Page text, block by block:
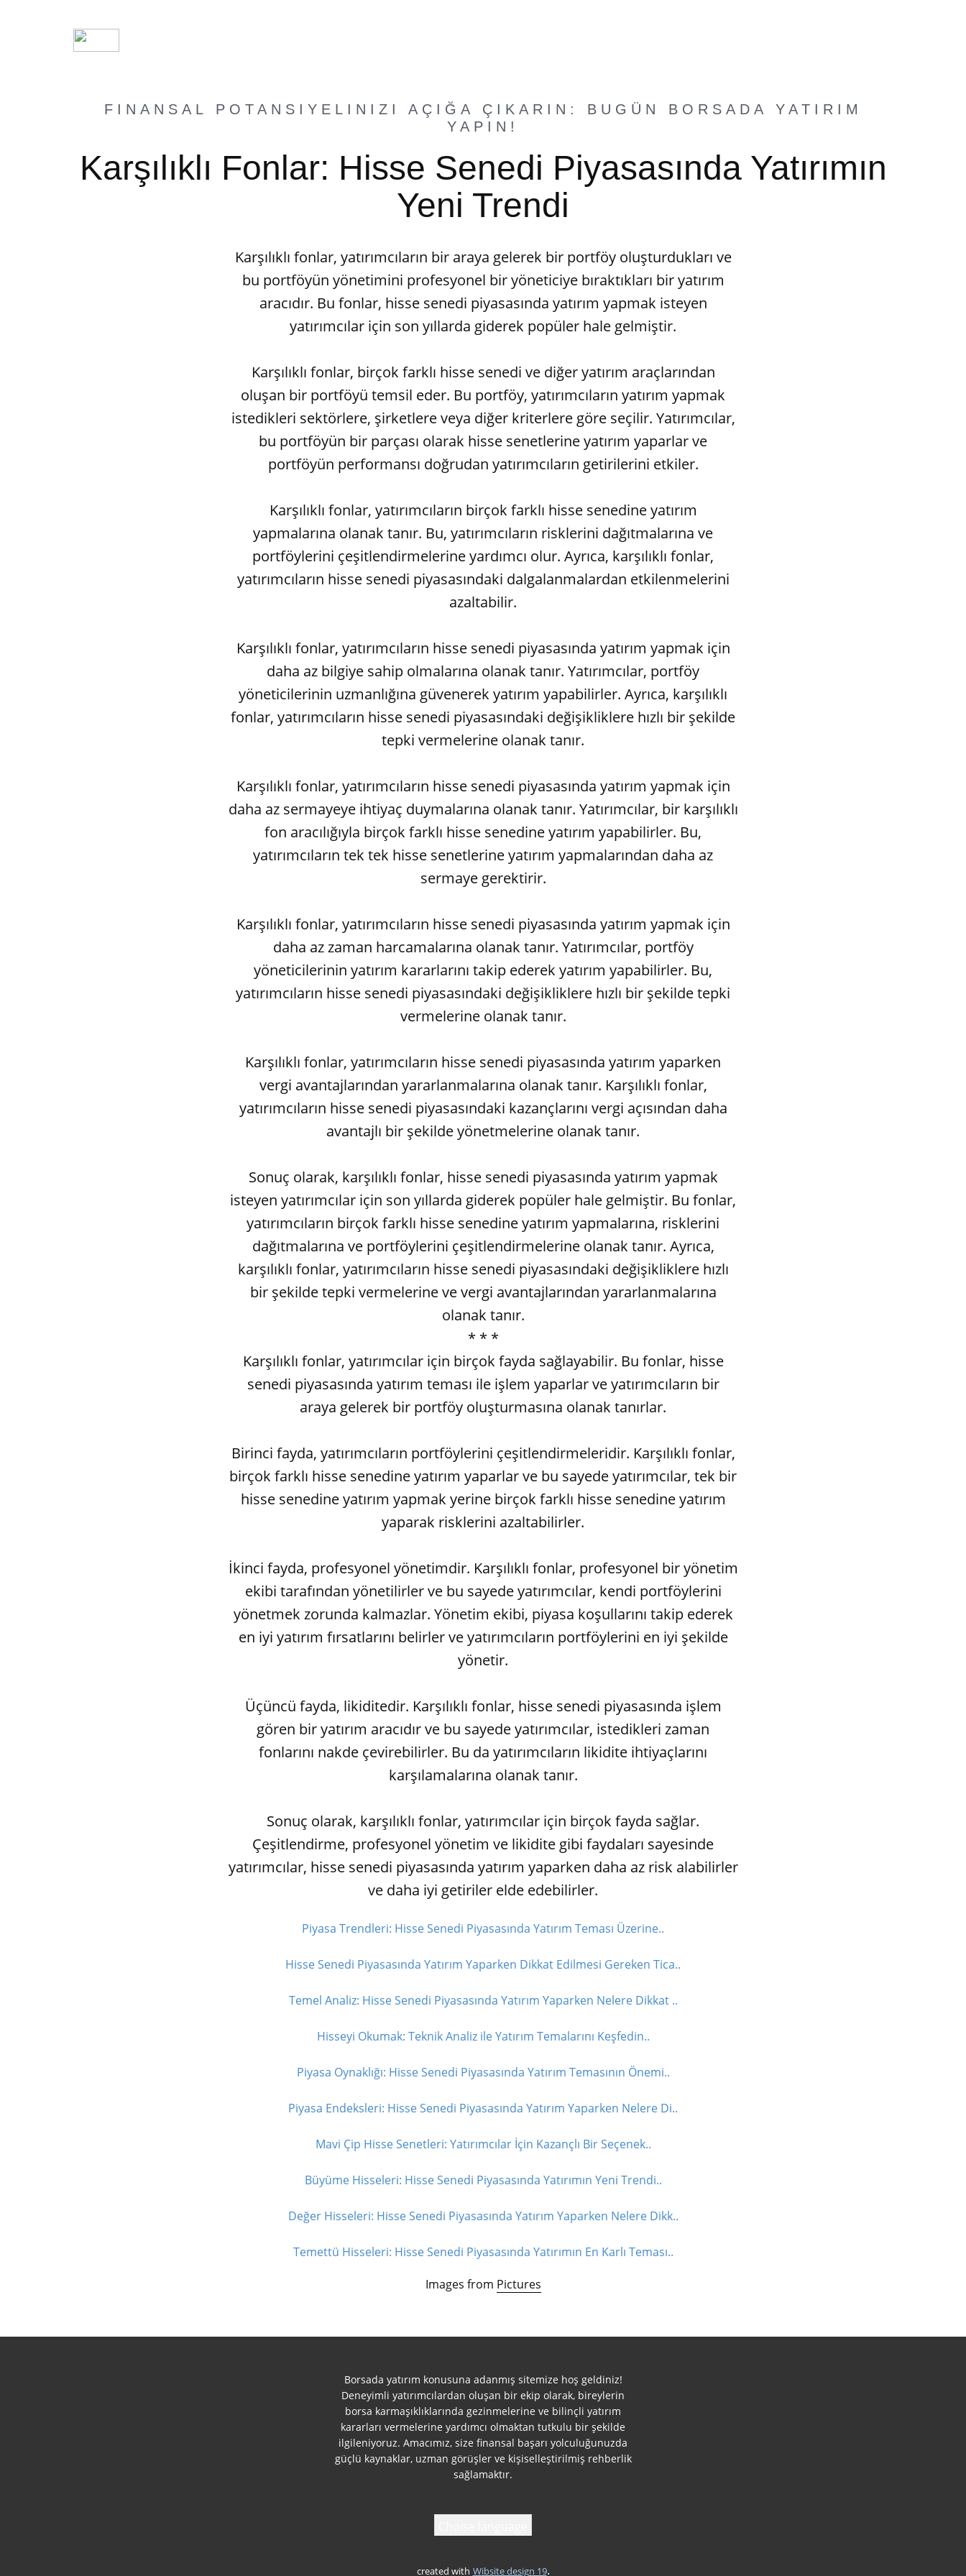
FINANSAL POTANSIYELINIZI AÇIĞA ÇIKARIN: BUGÜN BORSADA YATIRIM
YAPIN!
Karşılıklı Fonlar: Hisse Senedi Piyasasında Yatırımın
Yeni Trendi
Karşılıklı fonlar, yatırımcıların bir araya gelerek bir portföy oluşturdukları ve
bu portföyün yönetimini profesyonel bir yöneticiye bıraktıkları bir yatırım
aracıdır. Bu fonlar, hisse senedi piyasasında yatırım yapmak isteyen
yatırımcılar için son yıllarda giderek popüler hale gelmiştir.
Karşılıklı fonlar, birçok farklı hisse senedi ve diğer yatırım araçlarından
oluşan bir portföyü temsil eder. Bu portföy, yatırımcıların yatırım yapmak
istedikleri sektörlere, şirketlere veya diğer kriterlere göre seçilir. Yatırımcılar,
bu portföyün bir parçası olarak hisse senetlerine yatırım yaparlar ve
portföyün performansı doğrudan yatırımcıların getirilerini etkiler.
Karşılıklı fonlar, yatırımcıların birçok farklı hisse senedine yatırım
yapmalarına olanak tanır. Bu, yatırımcıların risklerini dağıtmalarına ve
portföylerini çeşitlendirmelerine yardımcı olur. Ayrıca, karşılıklı fonlar,
yatırımcıların hisse senedi piyasasındaki dalgalanmalardan etkilenmelerini
azaltabilir.
Karşılıklı fonlar, yatırımcıların hisse senedi piyasasında yatırım yapmak için
daha az bilgiye sahip olmalarına olanak tanır. Yatırımcılar, portföy
yöneticilerinin uzmanlığına güvenerek yatırım yapabilirler. Ayrıca, karşılıklı
fonlar, yatırımcıların hisse senedi piyasasındaki değişikliklere hızlı bir şekilde
tepki vermelerine olanak tanır.
Karşılıklı fonlar, yatırımcıların hisse senedi piyasasında yatırım yapmak için
daha az sermayeye ihtiyaç duymalarına olanak tanır. Yatırımcılar, bir karşılıklı
fon aracılığıyla birçok farklı hisse senedine yatırım yapabilirler. Bu,
yatırımcıların tek tek hisse senetlerine yatırım yapmalarından daha az
sermaye gerektirir.
Karşılıklı fonlar, yatırımcıların hisse senedi piyasasında yatırım yapmak için
daha az zaman harcamalarına olanak tanır. Yatırımcılar, portföy
yöneticilerinin yatırım kararlarını takip ederek yatırım yapabilirler. Bu,
yatırımcıların hisse senedi piyasasındaki değişikliklere hızlı bir şekilde tepki
vermelerine olanak tanır.
Karşılıklı fonlar, yatırımcıların hisse senedi piyasasında yatırım yaparken
vergi avantajlarından yararlanmalarına olanak tanır. Karşılıklı fonlar,
yatırımcıların hisse senedi piyasasındaki kazançlarını vergi açısından daha
avantajlı bir şekilde yönetmelerine olanak tanır.
Sonuç olarak, karşılıklı fonlar, hisse senedi piyasasında yatırım yapmak
isteyen yatırımcılar için son yıllarda giderek popüler hale gelmiştir. Bu fonlar,
yatırımcıların birçok farklı hisse senedine yatırım yapmalarına, risklerini
dağıtmalarına ve portföylerini çeşitlendirmelerine olanak tanır. Ayrıca,
karşılıklı fonlar, yatırımcıların hisse senedi piyasasındaki değişikliklere hızlı
bir şekilde tepki vermelerine ve vergi avantajlarından yararlanmalarına
olanak tanır.
* * *
Karşılıklı fonlar, yatırımcılar için birçok fayda sağlayabilir. Bu fonlar, hisse
senedi piyasasında yatırım teması ile işlem yaparlar ve yatırımcıların bir
araya gelerek bir portföy oluşturmasına olanak tanırlar.
Birinci fayda, yatırımcıların portföylerini çeşitlendirmeleridir. Karşılıklı fonlar,
birçok farklı hisse senedine yatırım yaparlar ve bu sayede yatırımcılar, tek bir
hisse senedine yatırım yapmak yerine birçok farklı hisse senedine yatırım
yaparak risklerini azaltabilirler.
İkinci fayda, profesyonel yönetimdir. Karşılıklı fonlar, profesyonel bir yönetim
ekibi tarafından yönetilirler ve bu sayede yatırımcılar, kendi portföylerini
yönetmek zorunda kalmazlar. Yönetim ekibi, piyasa koşullarını takip ederek
en iyi yatırım fırsatlarını belirler ve yatırımcıların portföylerini en iyi şekilde
yönetir.
Üçüncü fayda, likiditedir. Karşılıklı fonlar, hisse senedi piyasasında işlem
gören bir yatırım aracıdır ve bu sayede yatırımcılar, istedikleri zaman
fonlarını nakde çevirebilirler. Bu da yatırımcıların likidite ihtiyaçlarını
karşılamalarına olanak tanır.
Sonuç olarak, karşılıklı fonlar, yatırımcılar için birçok fayda sağlar.
Çeşitlendirme, profesyonel yönetim ve likidite gibi faydaları sayesinde
yatırımcılar, hisse senedi piyasasında yatırım yaparken daha az risk alabilirler
ve daha iyi getiriler elde edebilirler.
Piyasa Trendleri: Hisse Senedi Piyasasında Yatırım Teması Üzerine..
Hisse Senedi Piyasasında Yatırım Yaparken Dikkat Edilmesi Gereken Tica..
Temel Analiz: Hisse Senedi Piyasasında Yatırım Yaparken Nelere Dikkat ..
Hisseyi Okumak: Teknik Analiz ile Yatırım Temalarını Keşfedin..
Piyasa Oynaklığı: Hisse Senedi Piyasasında Yatırım Temasının Önemi..
Piyasa Endeksleri: Hisse Senedi Piyasasında Yatırım Yaparken Nelere Di..
Mavi Çip Hisse Senetleri: Yatırımcılar İçin Kazançlı Bir Seçenek..
Büyüme Hisseleri: Hisse Senedi Piyasasında Yatırımın Yeni Trendi..
Değer Hisseleri: Hisse Senedi Piyasasında Yatırım Yaparken Nelere Dikk..
Temettü Hisseleri: Hisse Senedi Piyasasında Yatırımın En Karlı Teması..
Images from Pictures
Borsada yatırım konusuna adanmış sitemize hoş geldiniz!
Deneyimli yatırımcılardan oluşan bir ekip olarak, bireylerin
borsa karmaşıklıklarında gezinmelerine ve bilinçli yatırım
kararları vermelerine yardımcı olmaktan tutkulu bir şekilde
ilgileniyoruz. Amacımız, size finansal başarı yolculuğunuzda
güçlü kaynaklar, uzman görüşler ve kişiselleştirilmiş rehberlik
sağlamaktır.
created with Wibsite design 19.